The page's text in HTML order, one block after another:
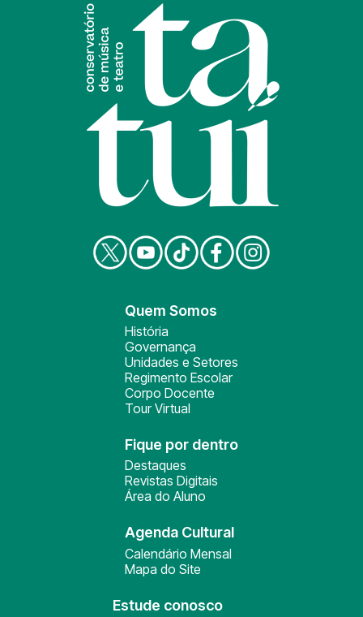
Quem Somos
História
Governança
Unidades e Setores
Regimento Escolar
Corpo Docente
Tour Virtual
Fique por dentro
Destaques
Revistas Digitais
Área do Aluno
Agenda Cultural
Calendário Mensal
Mapa do Site
Estude conosco